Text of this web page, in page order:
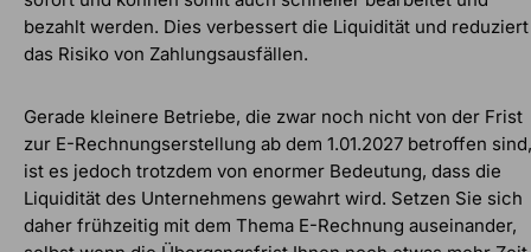
bezahlt werden. Dies verbessert die Liquidität und reduziert
das Risiko von Zahlungsausfällen.
Gerade kleinere Betriebe, die zwar noch nicht von der Frist
zur E-Rechnungserstellung ab dem 1.01.2027 betroffen sind,
ist es jedoch trotzdem von enormer Bedeutung, dass die
Liquidität des Unternehmens gewahrt wird. Setzen Sie sich
daher frühzeitig mit dem Thema E-Rechnung auseinander,